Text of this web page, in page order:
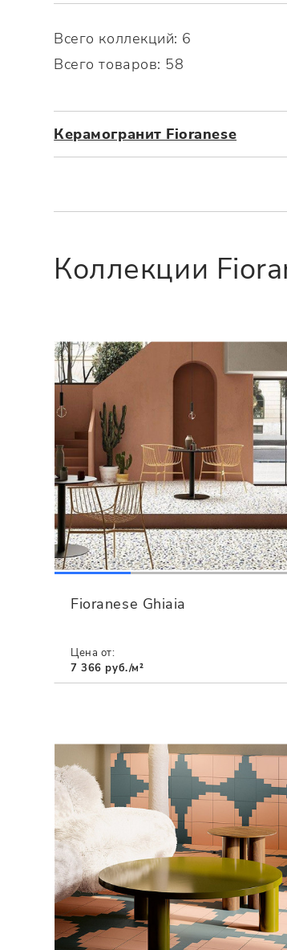
Посмотреть весь
Всего коллекций: 6
Всего товаров: 58
Керамогранит Fioranese
Коллекции
Fioranese Ghiaia
Цена от:
7 366 руб./м²